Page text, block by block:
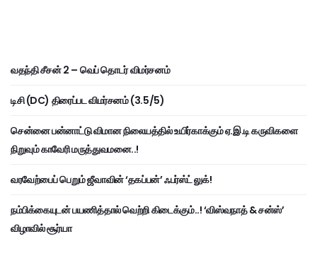
வதந்தி சீசன் 2 – வெப் தொடர் விமர்சனம்
டிசி (DC) திரைப்பட விமர்சனம் (3.5/5)
சென்னை பன்னாட்டு விமான நிலையத்தில் உயிர்காக்கும் ஏ.இ.டி கருவிகளை
நிறுவும் காவேரி மருத்துவமனை..!
வரவேற்பைப் பெறும் ஜீவாவின் ‘தகப்பன்’ ஃபர்ஸ்ட் லுக்!
நம்பிக்கையுடன் பயணித்தால் வெற்றி கிடைக்கும்..! ‘விஸ்வநாத் & சன்ஸ்’
விழாவில் சூர்யா